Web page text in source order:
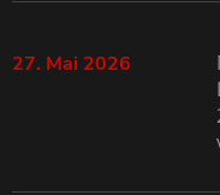
27. Mai 2026